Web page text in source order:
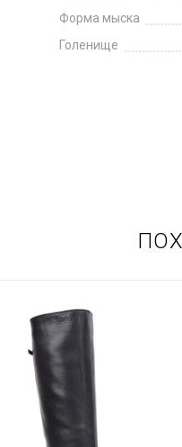
Форма мыска
Голенище